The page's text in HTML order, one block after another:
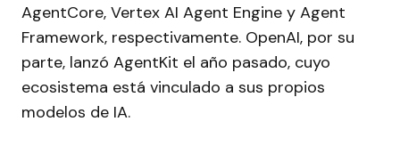
AgentCore, Vertex AI Agent Engine y Agent
Framework, respectivamente. OpenAI, por su
parte, lanzó AgentKit el año pasado, cuyo
ecosistema está vinculado a sus propios
modelos de IA.